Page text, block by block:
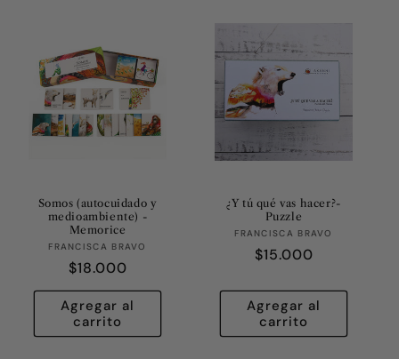
Somos (autocuidado y
medioambiente) -
Memorice
Proveedor:
FRANCISCA BRAVO
Precio
habitual
$18.000
Agregar al
carrito
¿Y tú qué vas hacer?-
Puzzle
Proveedor:
FRANCISCA BRAVO
Precio
$15.000
Agregar al
carrito